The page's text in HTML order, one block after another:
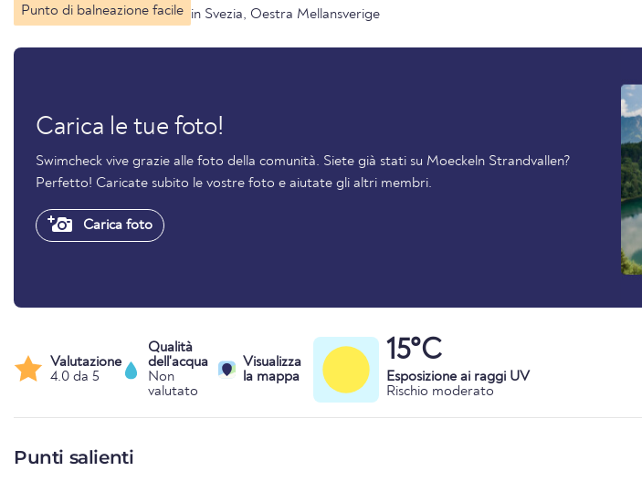
Punto di balneazione facile in Svezia, Oestra Mellansverige
Carica le tue foto!
Swimcheck vive grazie alle foto della comunità. Siete già stati su Moeckeln Strandvallen?
Perfetto! Caricate subito le vostre foto e aiutate gli altri membri.
Carica foto
Valutazione
4.0 da 5
Qualità
dell'acqua
Non
valutato
Visualizza
la mappa
15°C
Esposizione ai raggi UV
Rischio moderato
Punti salienti